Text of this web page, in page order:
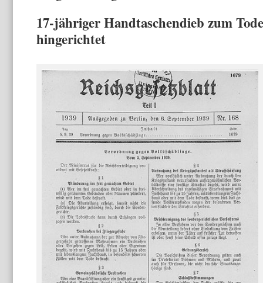
17-jähriger Handtaschendieb zum
hingerichtet